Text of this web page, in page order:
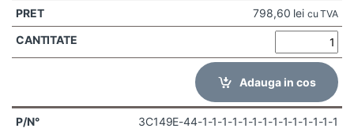
798,60 lei cu TVA
Adauga in cos
3C149E-44-1-1-1-1-1-1-1-1-1-1-1-1-1-1